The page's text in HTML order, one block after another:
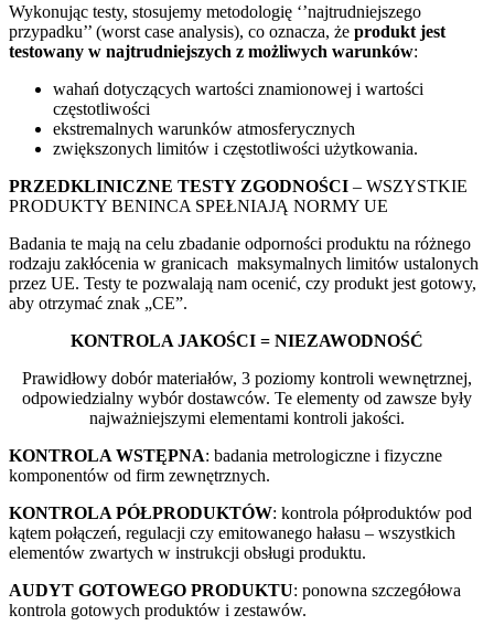
Wykonując testy, stosujemy metodologię ‘’najtrudniejszego
przypadku’’ (worst case analysis), co oznacza, że produkt jest
testowany w najtrudniejszych z możliwych warunków:
wahań dotyczących wartości znamionowej i wartości
częstotliwości
ekstremalnych warunków atmosferycznych
zwiększonych limitów i częstotliwości użytkowania.
PRZEDKLINICZNE TESTY ZGODNOŚCI – WSZYSTKIE
PRODUKTY BENINCA SPEŁNIAJĄ NORMY UE
Badania te mają na celu zbadanie odporności produktu na różnego
rodzaju zakłócenia w granicach maksymalnych limitów ustalonych
przez UE. Testy te pozwalają nam ocenić, czy produkt jest gotowy,
aby otrzymać znak „CE”.
KONTROLA JAKOŚCI = NIEZAWODNOŚĆ
Prawidłowy dobór materiałów, 3 poziomy kontroli wewnętrznej,
odpowiedzialny wybór dostawców. Te elementy od zawsze były
najważniejszymi elementami kontroli jakości.
KONTROLA WSTĘPNA: badania metrologiczne i fizyczne
komponentów od firm zewnętrznych.
KONTROLA PÓŁPRODUKTÓW: kontrola półproduktów pod
kątem połączeń, regulacji czy emitowanego hałasu – wszystkich
elementów zwartych w instrukcji obsługi produktu.
AUDYT GOTOWEGO PRODUKTU: ponowna szczegółowa
kontrola gotowych produktów i zestawów.